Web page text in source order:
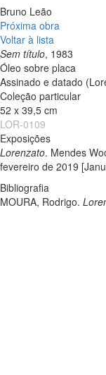
Bruno Leão
Próxima obra
Voltar à lista
Sem título, 1983
Óleo sobre placa
Assinado e datado
Coleção particular
52 x 39,5 cm
LOR-0109
Exposições
Lorenzato. Mendes
fevereiro de 2019
Bibliografia
MOURA, Rodrigo.